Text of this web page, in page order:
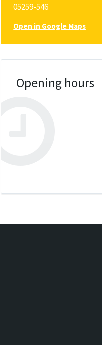
05259-546
Open in Google Maps
Opening hours